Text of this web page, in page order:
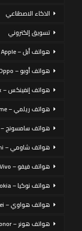
الذكاء الاصطناعي
تسويق إلكتروني
هواتف أبل – Apple
هواتف أوبو – Oppo
هواتف إنفينكس – Infinix
هواتف ريلمي – Realme
هواتف سامسونج – Samsung
هواتف شاومي – Xiaomi
هواتف فيفو – Vivo
هواتف نوكيا – Nokia
هواتف هواوي – Huawei
هواتف هونر – honor